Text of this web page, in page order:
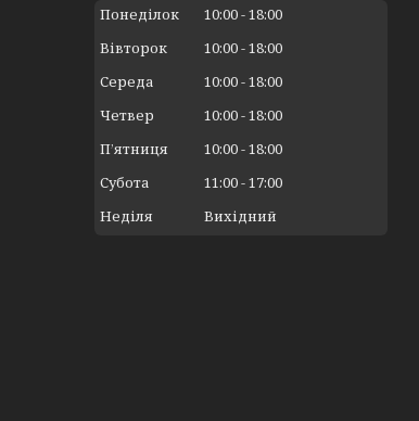
Понеділок 10:00 18:00
Вівторок
10:00 18:00
Середа
10:00 18:00
Четвер
10:00 18:00
Пʼятниця
10:00 18:00
Субота
11:00 17:00
Неділя
Вихідний